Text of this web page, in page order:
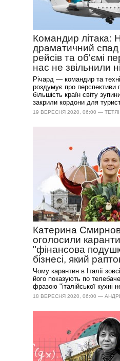
Командир літака:
драматичний спад
рейсів та об'ємі
нас не звільнили
Річард — командир та
роздумує про перспективи
більшість країн світу
закрили кордони для
19 ВЕРЕСНЯ 2020, 06:00 —
Катерина
оголосили
"фінансова
бізнесі, який
Чому карантин в Італії
його показують по
фразою "італійської кухні
18 ВЕРЕСНЯ 2020, 06:00 —